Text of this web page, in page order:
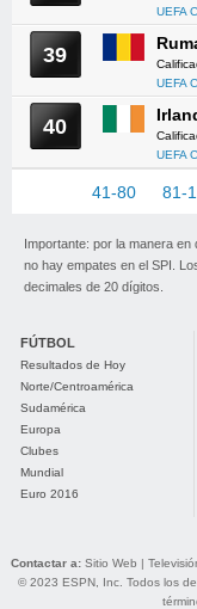
UEFA
39
UEFA
40
UEFA
41-80 81-
Importante: por la manera
no hay empates en el SPI.
decimales de 20 dígitos.
FÚTBOL
Resultados de Hoy
Norte/Centroamérica
Sudamérica
Europa
Clubes
Mundial
Euro 2016
Contactar a: Sitio Web |
© 2023 ESPN, Inc. Todos los